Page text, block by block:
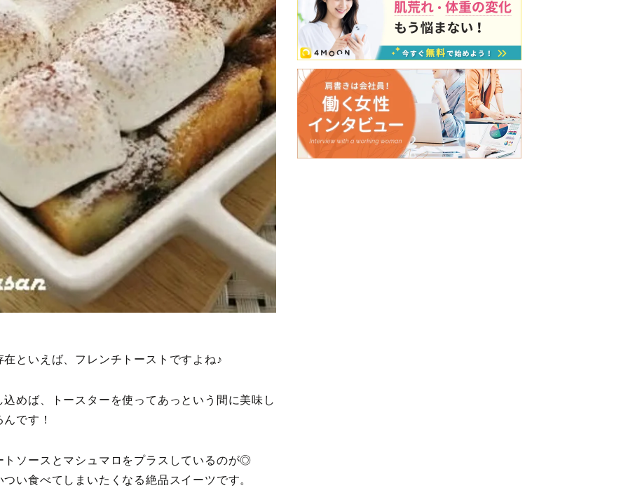
といえば、フレンチトーストですよね♪
めば、トースターを使ってあっという間に美味し
です！
ソースとマシュマロをプラスしているのが◎
い食べてしまいたくなる絶品スイーツです。